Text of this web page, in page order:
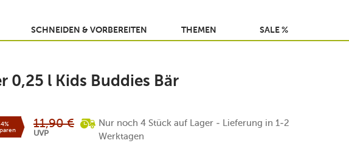
SCHNEIDEN & VORBEREITEN THEMEN SALE %
0,25 l Kids Buddies Bär
11,90 €
UVP
Nur noch 4 Stück auf Lager - Lieferung in 1-2
Werktagen